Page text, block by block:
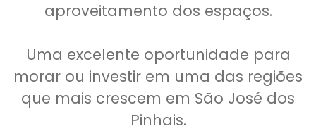
aproveitamento dos espaços.
Uma excelente oportunidade para
morar ou investir em uma das regiões
que mais crescem em São José dos
Pinhais.